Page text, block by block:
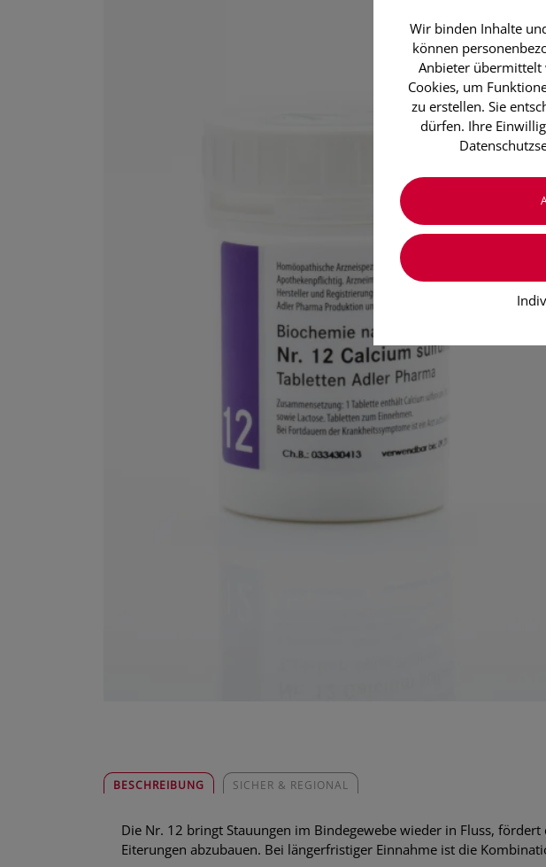
BESCHREIBUNG SICHER & REGIONAL
Die Nr. 12 bringt Stauungen im Bindegewebe wieder in Fluss,
Eiterungen abzubauen. Bei längerfristiger Einnahme ist die
Wir binden Inhalte
können
Anbieter übermittelt
Cookies, um
zu erstellen. Sie
dürfen. Ihre